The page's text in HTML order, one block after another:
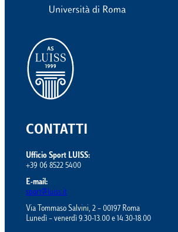
CONTATTI
Ufficio Sport LUISS:
+39 06 8522 5400
E-mail:
sport@luiss.it
Via Tommaso Salvini, 2 – 00197 Roma
Lunedì – venerdì 9.30-13.00 e 14.30-18.00